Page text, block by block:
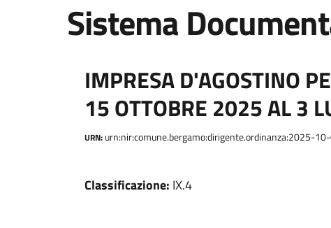
Sistema
IMPRESA D'AGOSTINO
15 OTTOBRE 2025 AL 3
URN: urn:nir:comune.bergamo:dirigente.ordinanza:2025-
Classificazione: IX.4